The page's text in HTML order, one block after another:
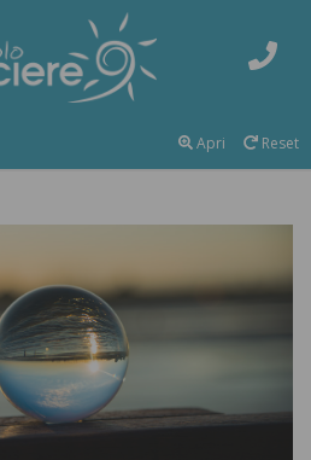
Reset
Apri